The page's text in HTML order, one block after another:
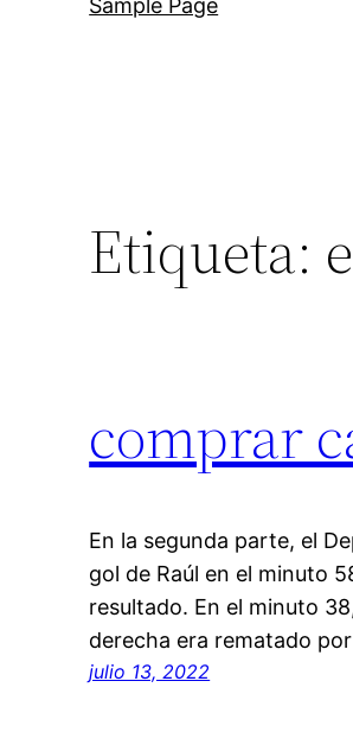
Sample Page
Etiqueta:
comprar
En la segunda parte, el
gol de Raúl en el minuto
resultado. En el minuto
derecha era rematado
julio 13, 2022